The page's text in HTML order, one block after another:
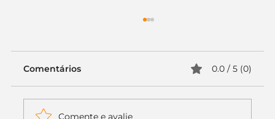
Comentários 0.0 / 5 (0)
Comente e avalie